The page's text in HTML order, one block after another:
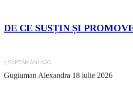
DE CE SUSȚIN ȘI
3 SĂPTĂMÂNI AGO
Gugiuman Alexandra 18 iulie 2026